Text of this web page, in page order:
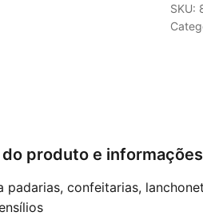
SKU:
produto e
padarias, confeitarias,